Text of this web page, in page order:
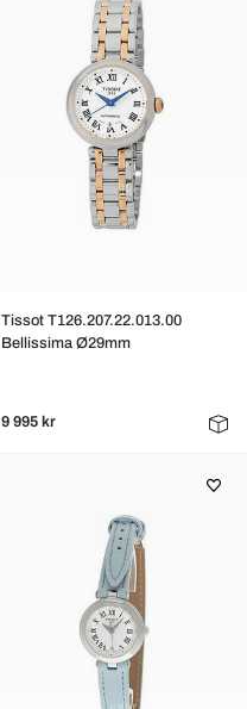
Tissot T126.207.22.013.00
Bellissima Ø29mm
9 995 kr